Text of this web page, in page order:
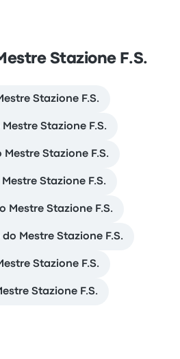
Stazione F.S.
Stazione F.S.
Mestre Stazione F.S.
Mestre Stazione F.S.
Stazione F.S.
Mestre Stazione F.S.
do Mestre Stazione F.S.
Stazione F.S.
Stazione F.S.